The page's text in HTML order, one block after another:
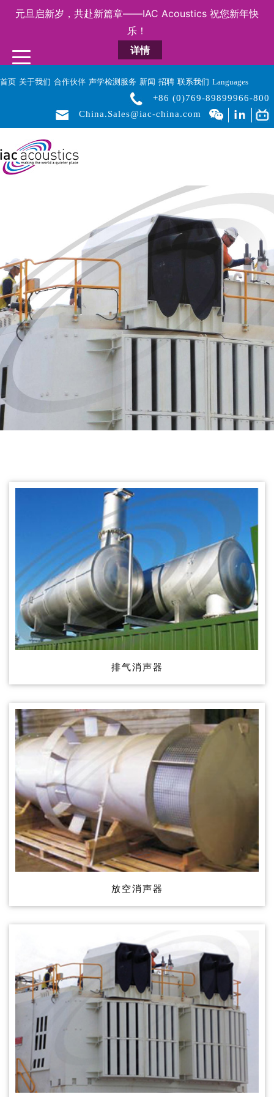
元旦启新岁，共赴新篇章——IAC Acoustics 祝您新年快
乐！
详情
首页 关于我们 合作伙伴 声学检测服务 新闻 招聘 联系我们 Languages
+86 (0)769-89899966-800
China.Sales@iac-china.com
排气消声器
放空消声器